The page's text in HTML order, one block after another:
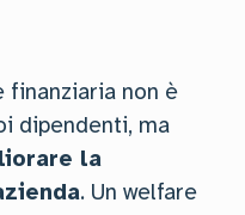
non è
dipendenti, ma
la
. Un welfare